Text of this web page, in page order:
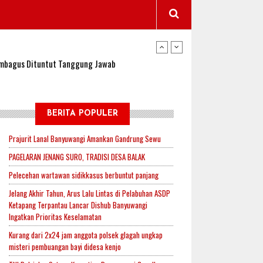
Jadi Lokasi Uji Coba Program NADI JKN
Dituntut Tanggung Jawab
Padi, Proyeksi Hasil Capai 2,4 Ton Gabah
Indonesia.id Perkuat Sinergitas Lewat Ngopi
untuk Mendukung Ketahanan Pangan Nasional
Jadi Lokasi Uji Coba Program NADI JKN
BERITA POPULER
Prajurit Lanal Banyuwangi Amankan Gandrung Sewu
PAGELARAN JENANG SURO, TRADISI DESA BALAK
Pelecehan wartawan sidikkasus berbuntut panjang
Jelang Akhir Tahun, Arus Lalu Lintas di Pelabuhan ASDP
Ketapang Terpantau Lancar Dishub Banyuwangi
Ingatkan Prioritas Keselamatan
Kurang dari 2x24 jam anggota polsek glagah ungkap
misteri pembuangan bayi didesa kenjo